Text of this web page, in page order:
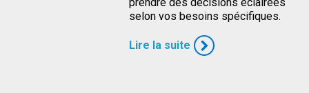
selon vos besoins spécifiques.
Lire la suite